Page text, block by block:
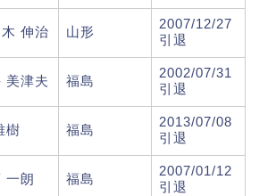
伸治 山形
2007/12/27
引退
美津夫 福島
2002/07/31
引退
樹 福島
2013/07/08
引退
一朗 福島
2007/01/12
引退